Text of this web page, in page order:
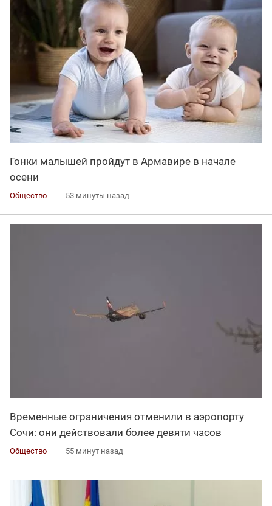
Гонки малышей пройдут в Армавире в начале
осени
Общество 53 минуты назад
Временные ограничения отменили в аэропорту
Сочи: они действовали более девяти часов
Общество 55 минут назад